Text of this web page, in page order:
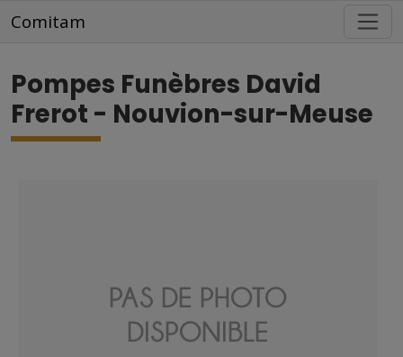
Comitam
Pompes Funèbres David
Frerot - Nouvion-sur-Meuse